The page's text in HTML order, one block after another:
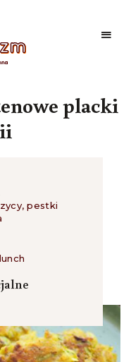
placki
,pestki